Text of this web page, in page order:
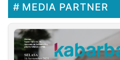
MEDIA PARTNER